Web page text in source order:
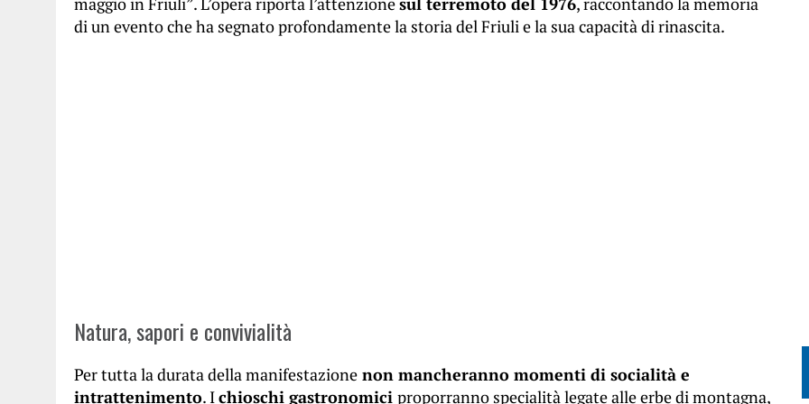
di un evento che ha segnato profondamente la storia del Friuli e la sua capacità di rinascita.
Natura, sapori e convivialità
Per tutta la durata della manifestazione non mancheranno momenti di socialità e
intrattenimento. Ichioschi gastronomici proporranno specialità legate alle erbe di montagna,